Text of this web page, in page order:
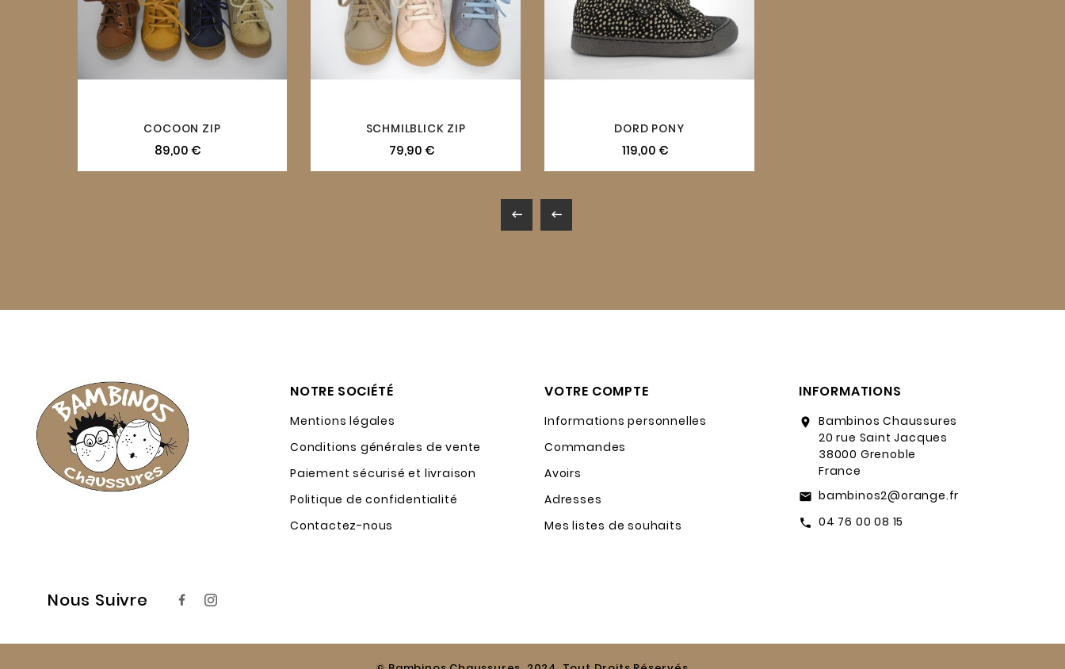
COCOON ZIP
89,00 €
SCHMILBLICK ZIP
79,90 €
DORD PONY
119,00 €
 
NOTRE SOCIÉTÉ
Mentions légales
Conditions générales de vente
Paiement sécurisé et livraison
Politique de confidentialité
Contactez-nous
VOTRE COMPTE
Informations personnelles
Commandes
Avoirs
Adresses
Mes listes de souhaits
INFORMATIONS
location_on
Bambinos Chaussures
20 rue Saint Jacques
38000 Grenoble
France
email bambinos2@orange.fr
call 04 76 00 08 15
Nous Suivre